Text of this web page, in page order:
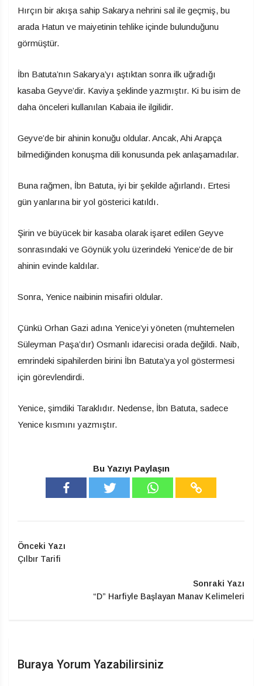
Hırçın bir akışa sahip Sakarya nehrini sal ile geçmiş, bu
arada Hatun ve maiyetinin tehlike içinde bulunduğunu
görmüştür.
İbn Batuta’nın Sakarya’yı aştıktan sonra ilk uğradığı
kasaba Geyve’dir. Kaviya şeklinde yazmıştır. Ki bu isim de
daha önceleri kullanılan Kabaia ile ilgilidir.
Geyve’de bir ahinin konuğu oldular. Ancak, Ahi Arapça
bilmediğinden konuşma dili konusunda pek anlaşamadılar.
Buna rağmen, İbn Batuta, iyi bir şekilde ağırlandı. Ertesi
gün yanlarına bir yol gösterici katıldı.
Şirin ve büyücek bir kasaba olarak işaret edilen Geyve
sonrasındaki ve Göynük yolu üzerindeki Yenice’de de bir
ahinin evinde kaldılar.
Sonra, Yenice naibinin misafiri oldular.
Çünkü Orhan Gazi adına Yenice’yi yöneten (muhtemelen
Süleyman Paşa’dır) Osmanlı idarecisi orada değildi. Naib,
emrindeki sipahilerden birini İbn Batuta’ya yol göstermesi
için görevlendirdi.
Yenice, şimdiki Taraklıdır. Nedense, İbn Batuta, sadece
Yenice kısmını yazmıştır.
Bu Yazıyı Paylaşın
Önceki Yazı
Çılbır Tarifi
Sonraki Yazı
“D” Harfiyle Başlayan Manav Kelimeleri
Buraya Yorum Yazabilirsiniz